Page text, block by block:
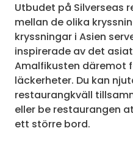
Utbudet på Silverseas
mellan de olika
kryssningar i Asien
inspirerade av det
Amalfikusten däremot
läckerheter. Du kan
restaurangkväll
eller be restaurangen
ett större bord.